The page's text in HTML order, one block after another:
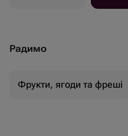
Радимо
Фрукти, ягоди та фреші